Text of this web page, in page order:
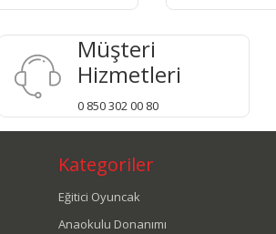
Müşteri
Hizmetleri
0 850 302 00 80
Kategoriler
Eğitici Oyuncak
Anaokulu Donanımı